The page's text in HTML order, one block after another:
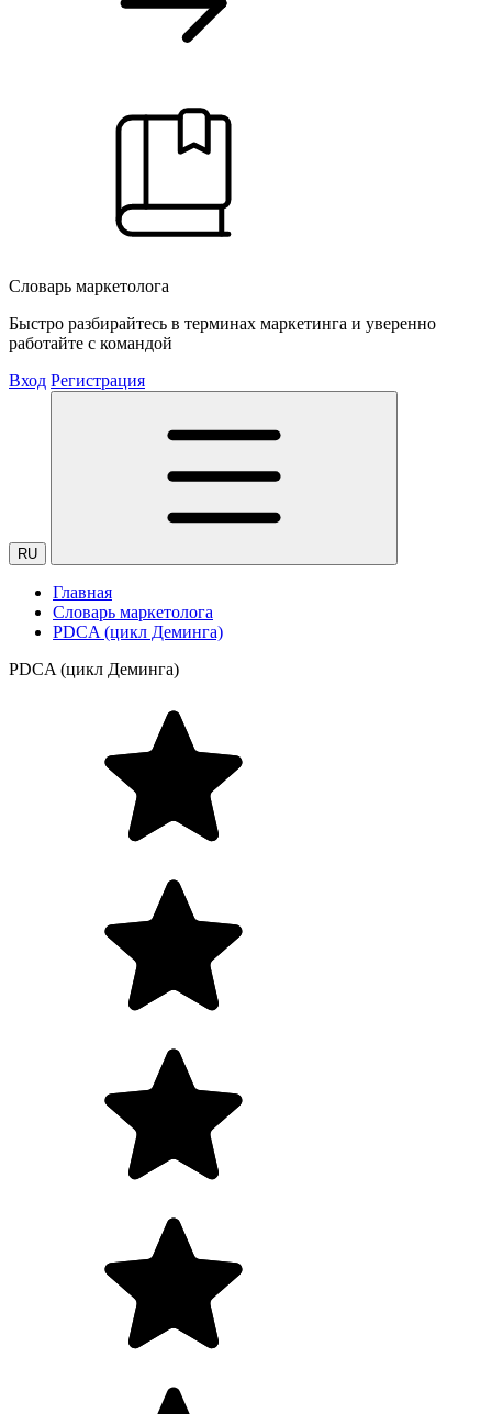
Словарь маркетолога
Быстро разбирайтесь в терминах маркетинга и уверенно
работайте с командой
Вход Регистрация
RU
Главная
Словарь маркетолога
PDCA (цикл Деминга)
PDCA (цикл Деминга)